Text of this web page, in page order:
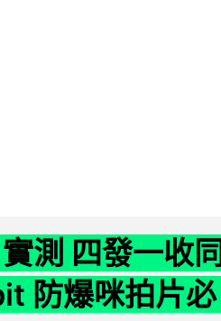
測 四發一收同
防爆咪拍片必